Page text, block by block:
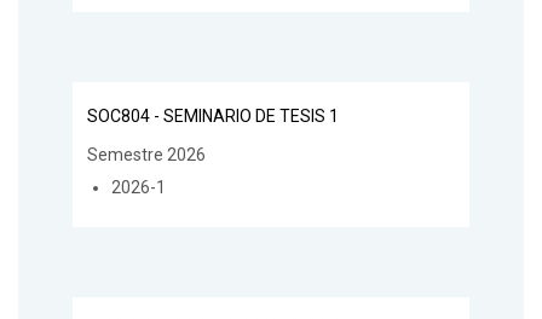
SOC804 - SEMINARIO DE TESIS 1
Semestre 2026
2026-1